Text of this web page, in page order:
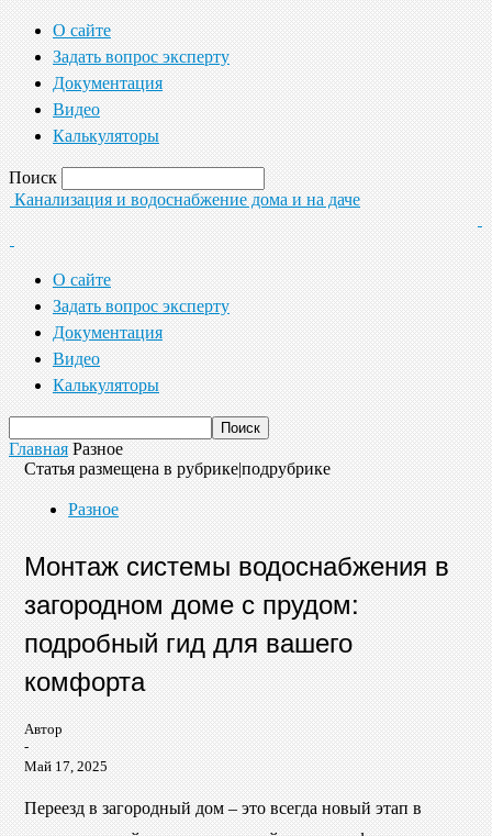
О сайте
Задать вопрос эксперту
Документация
Видео
Калькуляторы
Поиск
Канализация и водоснабжение дома и на даче
О сайте
Задать вопрос эксперту
Документация
Видео
Калькуляторы
Главная Разное
Статья размещена в рубрике|подрубрике
Разное
Монтаж системы водоснабжения в
загородном доме с прудом:
подробный гид для вашего
комфорта
Автор
-
Май 17, 2025
Переезд в загородный дом – это всегда новый этап в